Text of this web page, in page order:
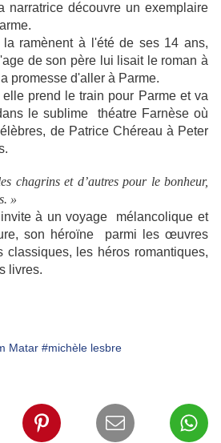
narratrice découvre un exemplaire
la ramènent à l'été de ses 14 ans,
de son père lui lisait le roman à
promesse d'aller à Parme.
prend le train pour Parme et va
le sublime théatre Farnèse où
de Patrice Chéreau à Peter
chagrins et d’autres pour le bonheur,
»
à un voyage mélancolique et
son héroïne parmi les œuvres
classiques, les héros romantiques,
livres.
Matar #michèle lesbre